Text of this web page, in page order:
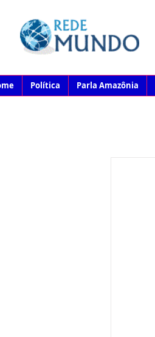
Política Parla Amazônia